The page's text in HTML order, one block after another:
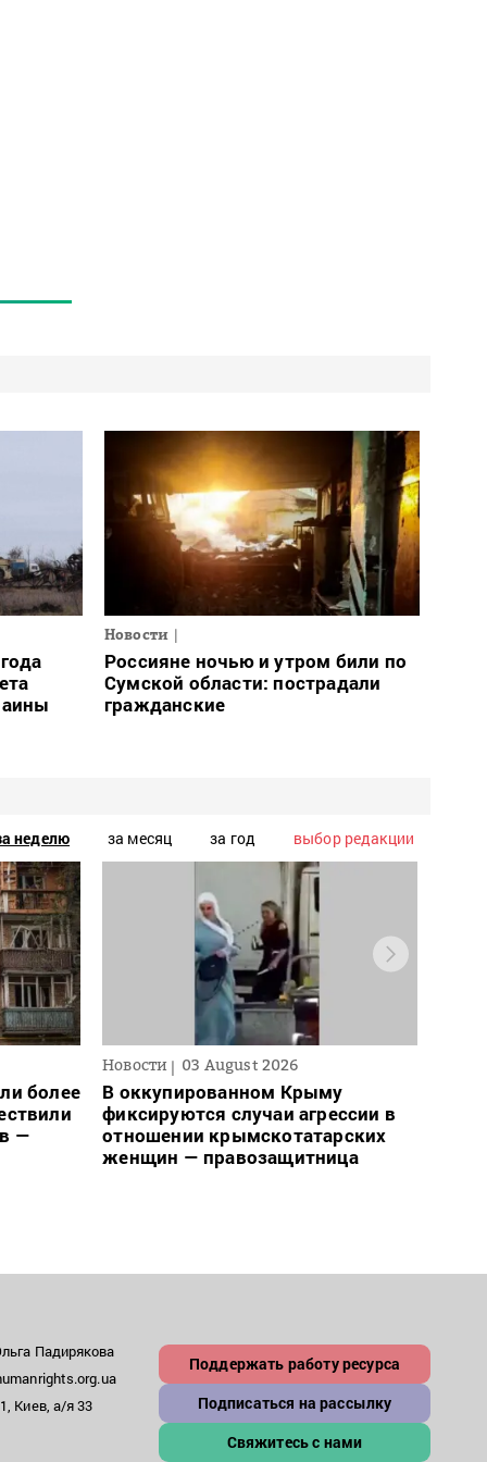
Новости
Россияне ночью и утром били по
Сумской области: пострадали
гражданские
неделю за месяц за год выбор редакции
более
—
Новости 03 August 2026
В оккупированном Крыму
фиксируются случаи агрессии в
отношении крымскотатарских
женщин — правозащитница
Падирякова
Киев, а/я 33
Поддержать работу ресурса
Подписаться на рассылку
Свяжитесь с нами